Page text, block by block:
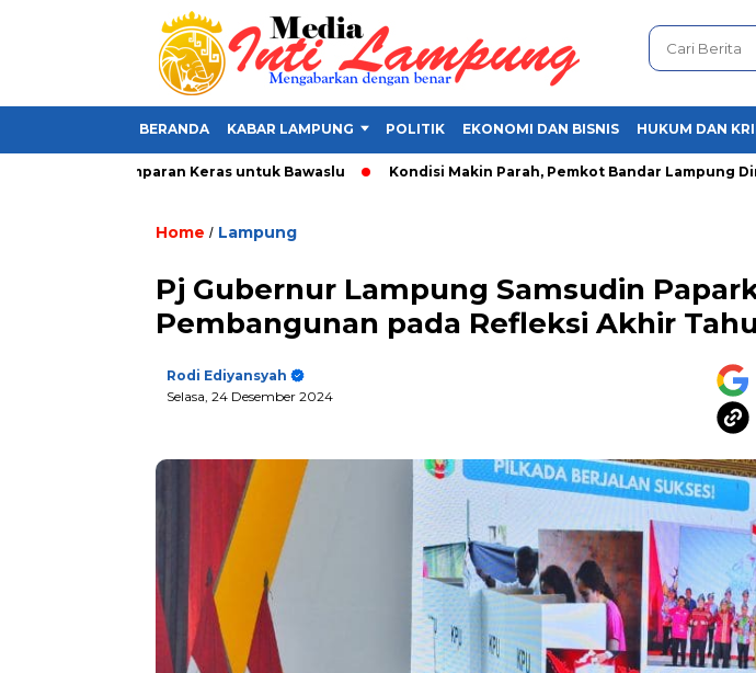
BERANDA KABAR LAMPUNG POLITIK EKONOMI DAN BISNIS HUKUM DAN
Tamparan Keras untuk Bawaslu Kondisi Makin Parah, Pemkot Bandar Lampung Diminta
Home / Lampung
Pj Gubernur Lampung Samsudin
Pembangunan pada Refleksi Akhir
Rodi Ediyansyah
Selasa, 24 Desember 2024